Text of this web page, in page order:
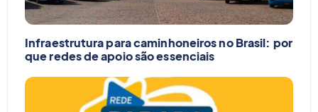
Infraestrutura para caminhoneiros no Brasil: por
que redes de apoio são essenciais